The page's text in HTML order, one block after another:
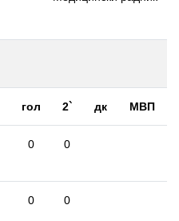
гол 2` дк МВП
0 0
0 0